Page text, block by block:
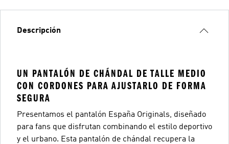
Descripción
UN PANTALÓN DE CHÁNDAL DE TALLE MEDIO
CON CORDONES PARA AJUSTARLO DE FORMA
SEGURA
Presentamos el pantalón España Originals, diseñado
para fans que disfrutan combinando el estilo deportivo
y el urbano. Esta pantalón de chándal recupera la